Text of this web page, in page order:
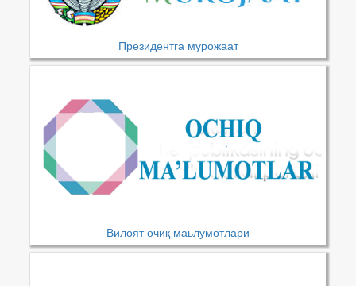
Президентга мурожаат
Вилоят очиқ маьлумотлари